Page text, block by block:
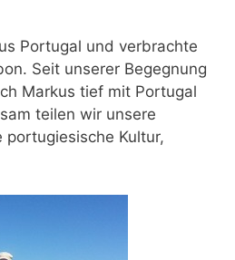
Portugal und verbrachte
Seit unserer Begegnung
Markus tief mit Portugal
teilen wir unsere
Kultur,